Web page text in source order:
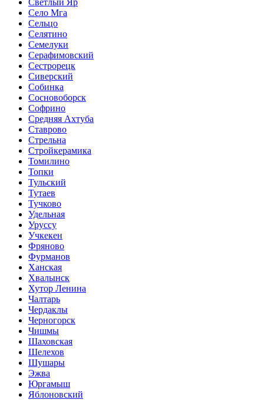
Село Мга
Сельцо
Селятино
Семелуки
Серафимовский
Сестрорецк
Сиверский
Собинка
Сосновоборск
Софрино
Средняя Ахтуба
Ставрово
Стрельна
Стройкерамика
Томилино
Топки
Тульский
Тутаев
Тучково
Удельная
Уруссу
Учкекен
Фряново
Фурманов
Ханская
Хвалынск
Хутор Ленина
Чалтарь
Чердаклы
Черногорск
Чишмы
Шаховская
Шелехов
Шушары
Эжва
Юргамыш
Яблоновский